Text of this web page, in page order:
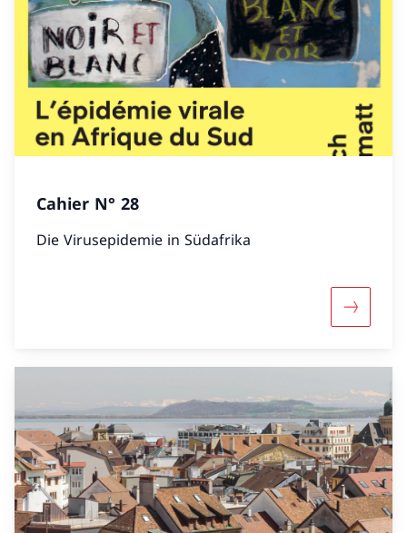
Cahier N° 28
Die Virusepidemie in Südafrika
Mehr